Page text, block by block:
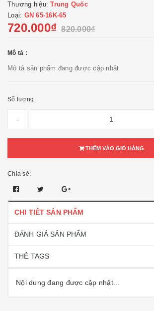
Thương hiệu:Trung Quốc
Loại: GN 65-16K-65
720.000₫ 820.000₫
Mô tả :
Mô tả sản phẩm đang được cập nhật
Số lượng
-
THÊM VÀO GIỎ HÀNG
Chia sẻ:
CHI TIẾT SẢN PHẨM
ĐÁNH GIÁ SẢN PHẨM
THẺ TAGS
Nội dung đang được cập nhật...